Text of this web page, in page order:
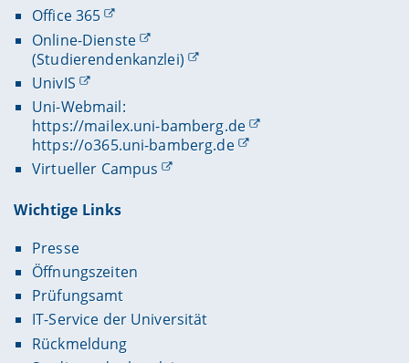
Office 365
Online-Dienste
(Studierendenkanzlei)
UnivIS
Uni-Webmail:
https://mailex.uni-bamberg.de
https://o365.uni-bamberg.de
Virtueller Campus
Wichtige Links
Presse
Öffnungszeiten
Prüfungsamt
IT-Service der Universität
Rückmeldung